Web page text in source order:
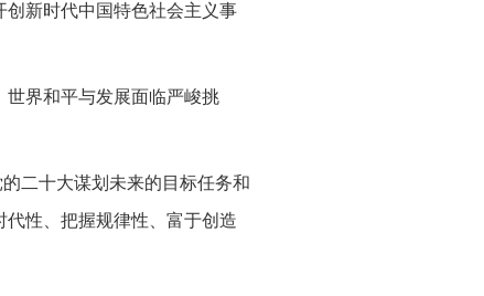
创新时代中国特色社会主义事
世界和平与发展面临严峻挑
二十大谋划未来的目标任务和
性、把握规律性、富于创造